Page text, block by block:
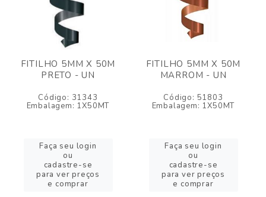
FITILHO 5MM X 50M
PRETO - UN
Código: 31343
Embalagem: 1X50MT
Faça seu login
ou
cadastre-se
para ver preços
e comprar
FITILHO 5MM X 50M
MARROM - UN
Código: 51803
Embalagem: 1X50MT
Faça seu login
ou
cadastre-se
para ver preços
e comprar